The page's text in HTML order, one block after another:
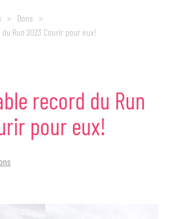
> Dons >
Run 2023 Courir pour eux!
record du Run
pour eux!